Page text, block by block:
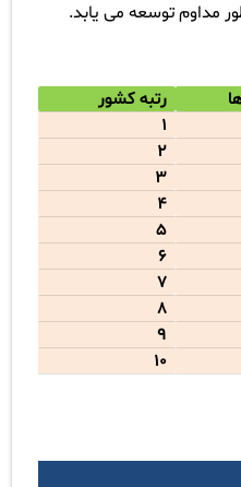
مداوم توسعه می یابد.
رتبه کشور
1
2
3
4
5
6
7
8
9
10